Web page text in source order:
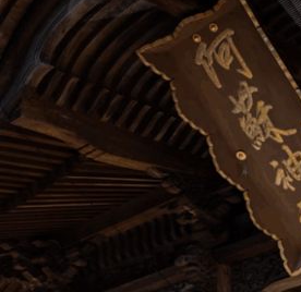
美意識の源
思想
(6post )